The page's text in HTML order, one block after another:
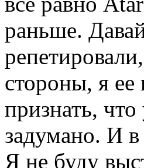
раньше.
стороны, я ее
признать,
задумано. И в
Я не буду